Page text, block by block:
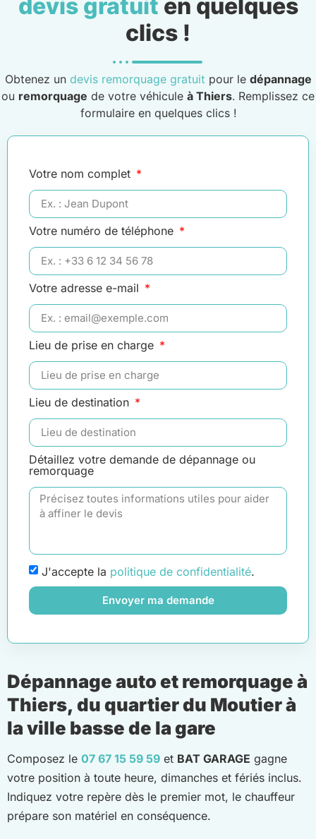
devis gratuit en quelques
clics !
Obtenez un devis remorquage gratuit pour le dépannage
ou remorquage de votre véhicule à Thiers. Remplissez ce
formulaire en quelques clics !
Votre nom complet
Votre numéro de téléphone
Votre adresse e-mail
Lieu de prise en charge
Lieu de destination
Détaillez votre demande de dépannage ou
remorquage
J'accepte la politique de confidentialité.
Envoyer ma demande
Dépannage auto et remorquage à
Thiers, du quartier du Moutier à
la ville basse de la gare
Composez le 07 67 15 59 59 et BAT GARAGE gagne
votre position à toute heure, dimanches et fériés inclus.
Indiquez votre repère dès le premier mot, le chauffeur
prépare son matériel en conséquence.